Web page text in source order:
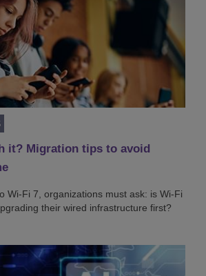
it? Migration tips to avoid
Wi-Fi 7, organizations must ask: is Wi-Fi
their wired infrastructure first?